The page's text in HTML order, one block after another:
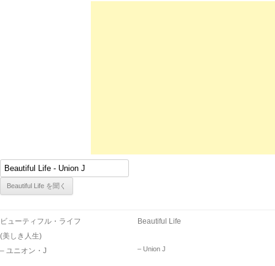
ビューティフル・ライフ
(美しき人生)
– ユニオン・J
Beautiful Life
– Union J